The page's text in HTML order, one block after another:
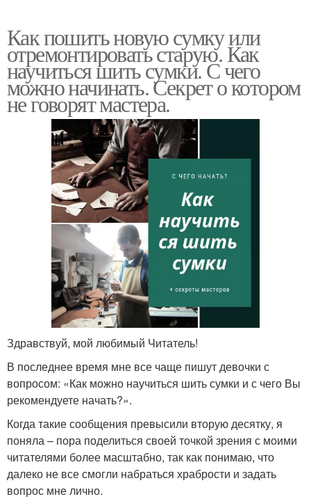
Как пошить новую сумку или
отремонтировать старую. Как
научиться шить сумки. С чего
можно начинать. Секрет о котором
не говорят мастера.
Здравствуй, мой любимый Читатель!
В последнее время мне все чаще пишут девочки с
вопросом: «Как можно научиться шить сумки и с чего Вы
рекомендуете начать?».
Когда такие сообщения превысили вторую десятку, я
поняла – пора поделиться своей точкой зрения с моими
читателями более масштабно, так как понимаю, что
далеко не все смогли набраться храбрости и задать
вопрос мне лично.